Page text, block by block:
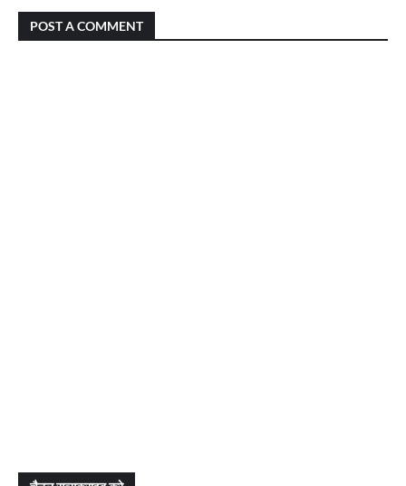
POST A COMMENT